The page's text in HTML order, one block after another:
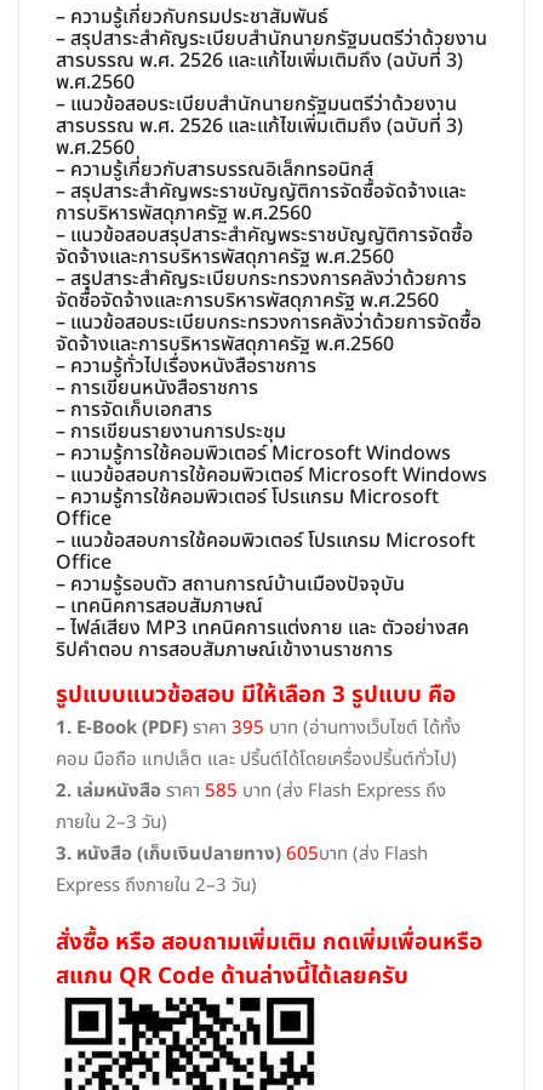
– ความรู้เกี่ยวกับกรมประชาสัมพันธ์
– สรุปสาระสำคัญระเบียบสำนักนายกรัฐมนตรีว่าด้วยงาน
สารบรรณ พ.ศ. 2526 และแก้ไขเพิ่มเติมถึง (ฉบับที่ 3)
พ.ศ.2560
– แนวข้อสอบระเบียบสำนักนายกรัฐมนตรีว่าด้วยงาน
สารบรรณ พ.ศ. 2526 และแก้ไขเพิ่มเติมถึง (ฉบับที่ 3)
พ.ศ.2560
– ความรู้เกี่ยวกับสารบรรณอิเล็กทรอนิกส์
– สรุปสาระสำคัญพระราชบัญญัติการจัดซื้อจัดจ้างและ
การบริหารพัสดุภาครัฐ พ.ศ.2560
– แนวข้อสอบสรุปสาระสำคัญพระราชบัญญัติการจัดซื้อ
จัดจ้างและการบริหารพัสดุภาครัฐ พ.ศ.2560
– สรุปสาระสำคัญระเบียบกระทรวงการคลังว่าด้วยการ
จัดซื้อจัดจ้างและการบริหารพัสดุภาครัฐ พ.ศ.2560
– แนวข้อสอบระเบียบกระทรวงการคลังว่าด้วยการจัดซื้อ
จัดจ้างและการบริหารพัสดุภาครัฐ พ.ศ.2560
– ความรู้ทั่วไปเรื่องหนังสือราชการ
– การเขียนหนังสือราชการ
– การจัดเก็บเอกสาร
– การเขียนรายงานการประชุม
– ความรู้การใช้คอมพิวเตอร์ Microsoft Windows
– แนวข้อสอบการใช้คอมพิวเตอร์ Microsoft Windows
– ความรู้การใช้คอมพิวเตอร์ โปรแกรม Microsoft
Office
– แนวข้อสอบการใช้คอมพิวเตอร์ โปรแกรม Microsoft
Office
– ความรู้รอบตัว สถานการณ์บ้านเมืองปัจจุบัน
– เทคนิคการสอบสัมภาษณ์
– ไฟล์เสียง MP3 เทคนิคการแต่งกาย และ ตัวอย่างสค
ริปคำตอบ การสอบสัมภาษณ์เข้างานราชการ
รูปแบบแนวข้อสอบ มีให้เลือก 3 รูปแบบ คือ
1. E-Book (PDF)ราคา 395 บาท (อ่านทางเว็บไซต์ ได้ทั้ง
คอม มือถือ แทปเล็ต และ ปริ้นต์ได้โดยเครื่องปริ้นต์ทั่วไป)
2. เล่มหนังสือราคา 585 บาท (ส่ง Flash Express ถึง
ภายใน 2–3 วัน)
3. หนังสือ (เก็บเงินปลายทาง)605บาท (ส่ง Flash
Express ถึงภายใน 2–3 วัน)
สั่งซื้อ หรือ สอบถามเพิ่มเติม กดเพิ่มเพื่อนหรือ
สแกน QR Code ด้านล่างนี้ได้เลยครับ